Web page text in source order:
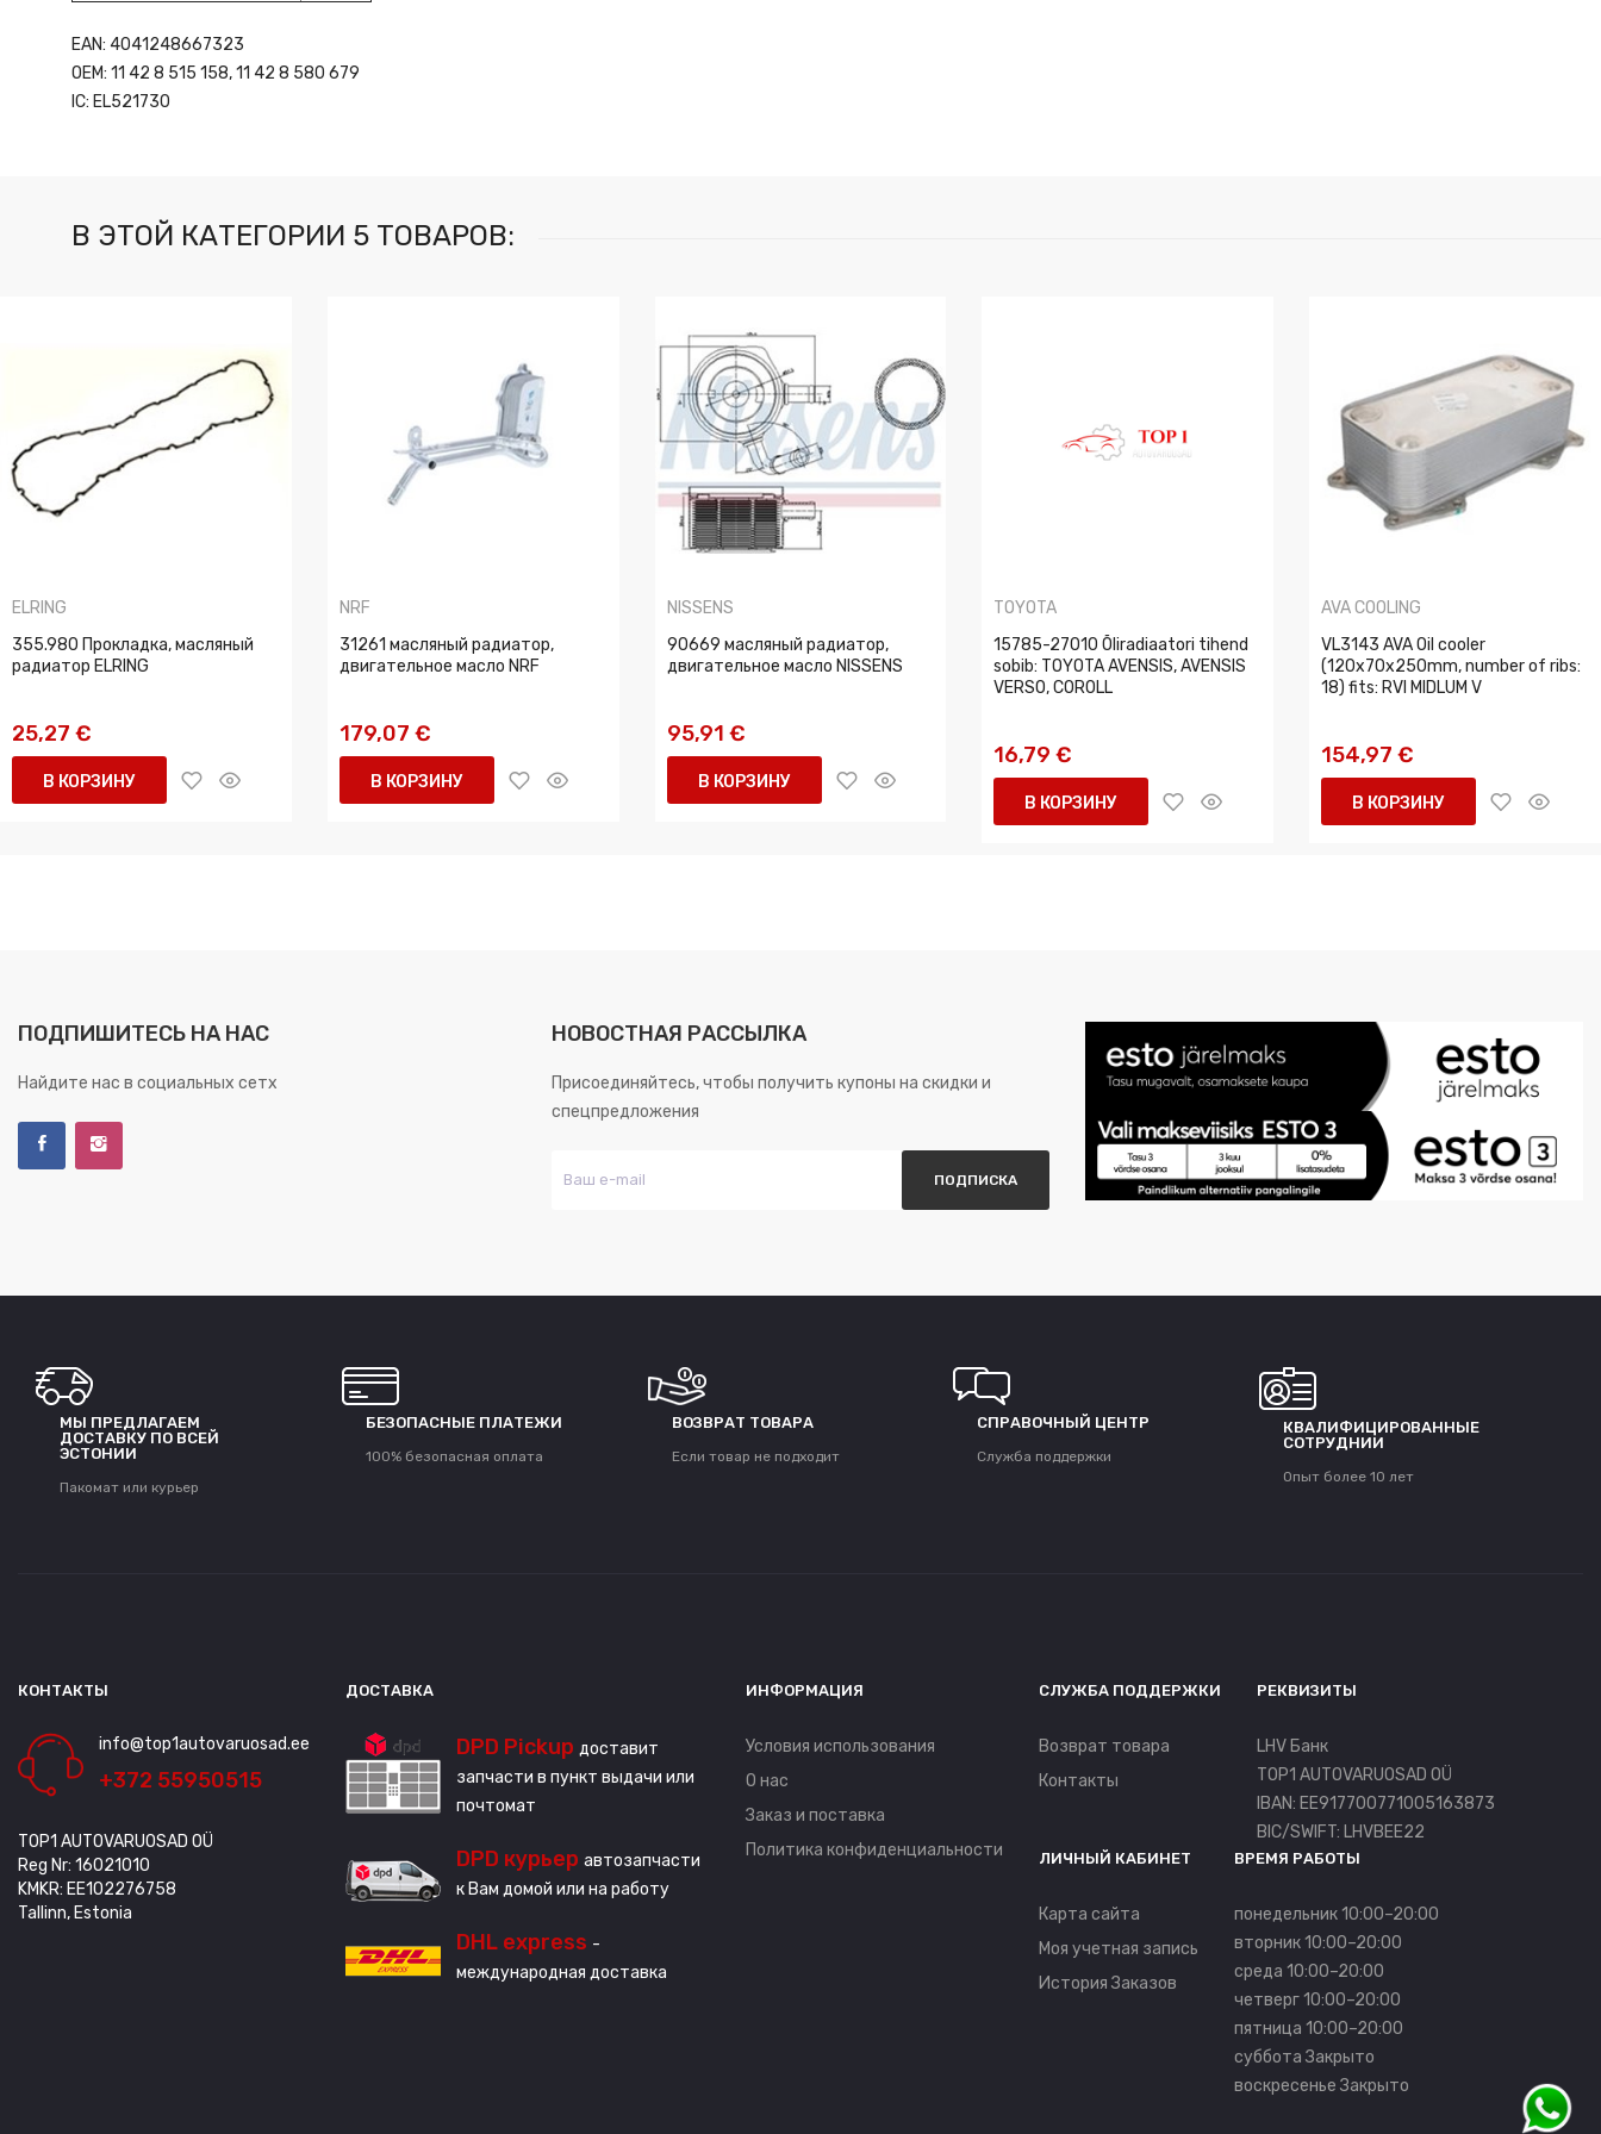
EAN: 4041248667323
OEM: 11 42 8 515 158, 11 42 8 580 679
IC: EL521730
В ЭТОЙ КАТЕГОРИИ 5 ТОВАРОВ:
ELRING
355.980 Прокладка, масляный
радиатор ELRING
25,27 €
В КОРЗИНУ
NRF
31261 масляный радиатор,
двигательное масло NRF
179,07 €
В КОРЗИНУ
NISSENS
90669 масляный радиатор,
двигательное масло NISSENS
95,91 €
В КОРЗИНУ
TOYOTA
15785-27010 Õliradiaatori tihend
sobib: TOYOTA AVENSIS, AVENSIS
VERSO, COROLL
16,79 €
В КОРЗИНУ
AVA COOLING
VL3143 AVA Oil cooler
(120x70x250mm, number of ribs:
18) fits: RVI MIDLUM V
154,97 €
В КОРЗИНУ
ПОДПИШИТЕСЬ НА НАС
Найдите нас в социальных сетх
НОВОСТНАЯ РАССЫЛКА
Присоединяйтесь, чтобы получить купоны на скидки и
спецпредложения
МЫ ПРЕДЛАГАЕМ
ДОСТАВКУ ПО ВСЕЙ
ЭСТОНИИ
Пакомат или курьер
БЕЗОПАСНЫЕ ПЛАТЕЖИ
100% безопасная оплата
ВОЗВРАТ ТОВАРА
Если товар не подходит
СПРАВОЧНЫЙ ЦЕНТР
Служба поддержки
КВАЛИФИЦИРОВАННЫЕ
СОТРУДНИИ
Опыт более 10 лет
КОНТАКТЫ
info@top1autovaruosad.ee
+372 55950515
TOP1 AUTOVARUOSAD OÜ
Reg Nr: 16021010
KMKR: EE102276758
Tallinn, Estonia
ДОСТАВКА
DPD Pickup доставит
запчасти в пункт выдачи или
почтомат
DPD курьер автозапчасти
к Вам домой или на работу
DHL express -
международная доставка
ИНФОРМАЦИЯ
Условия использования
О нас
Заказ и поставка
Политика конфиденциальности
СЛУЖБА ПОДДЕРЖКИ
Возврат товара
Контакты
РЕКВИЗИТЫ
LHV Банк
TOP1 AUTOVARUOSAD OÜ
IBAN: EE917700771005163873
BIC/SWIFT: LHVBEE22
ЛИЧНЫЙ КАБИНЕТ
Карта сайта
Моя учетная запись
История Заказов
ВРЕМЯ РАБОТЫ
понедельник 10:00–20:00
вторник 10:00–20:00
среда 10:00–20:00
четверг 10:00–20:00
пятница 10:00–20:00
суббота Закрыто
воскресенье Закрыто